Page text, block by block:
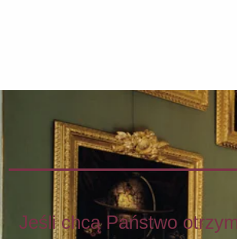
Jeśli chcą Państwo